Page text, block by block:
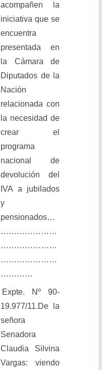
acompañen la
iniciativa que se
encuentra
presentada en
la Cámara de
Diputados de la
Nación
relacionada con
la necesidad de
crear el
programa
nacional de
devolución del
IVA a jubilados
y
pensionados…
…………………
…………………
…………………
…………
Expte. Nº 90-
19.977/11.De la
señora
Senadora
Claudia Silvina
Vargas:viendo